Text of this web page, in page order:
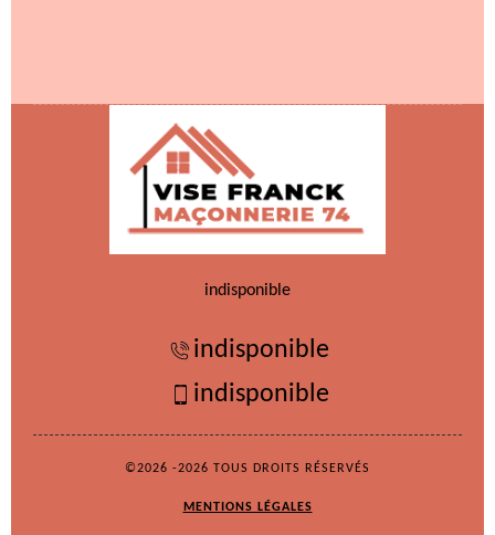
indisponible
indisponible
indisponible
©2026 -2026 TOUS DROITS RÉSERVÉS
MENTIONS LÉGALES